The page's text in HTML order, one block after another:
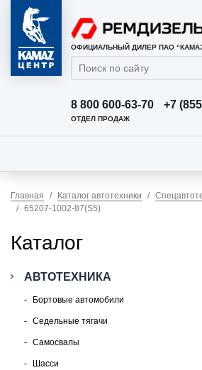
ОФИЦИАЛЬНЫЙ ДИЛЕР ПАО
8 800 600-63-70 +7
ОТДЕЛ ПРОДАЖ
Главная Каталог автотехники
65207-1002-87(S5)
Каталог
АВТОТЕХНИКА
Бортовые автомобили
Седельные тягачи
Самосвалы
Шасси